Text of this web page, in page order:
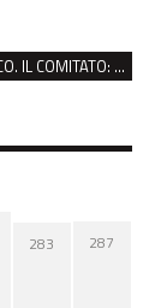
BOSCO OSPIZIO REGGIO, TERZO GIORNO DI BLOCCO. IL COMITATO: “PRESIDIO FINO A VENERDÌ”
283 287